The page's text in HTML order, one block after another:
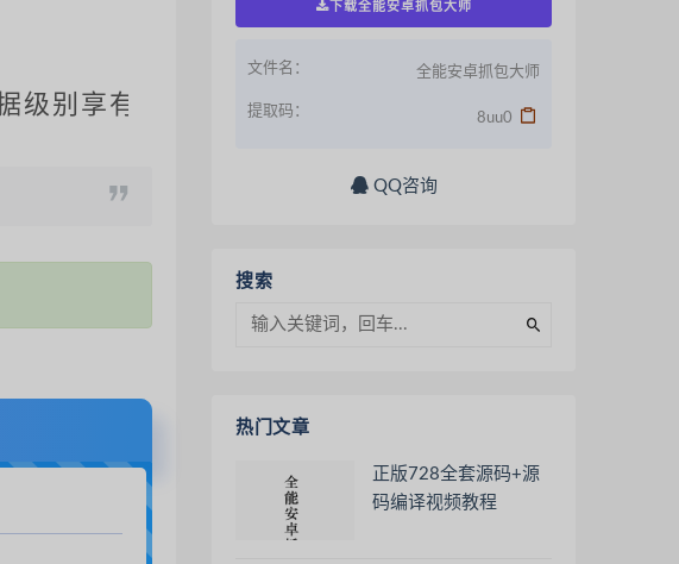
享有相关下载优惠，请仔细辨别。所有资源均收
下载全能安卓抓包大师
文件名： 全能安卓抓包大师
提取码： 8uu0
QQ咨询
搜索
热门文章
正版728全套源码+源
码编译视频教程